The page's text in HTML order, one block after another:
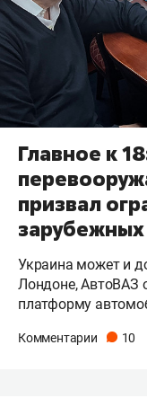
Главное к
призвал
Украина может и
Лондоне, АвтоВАЗ
платформу
Комментарии 10